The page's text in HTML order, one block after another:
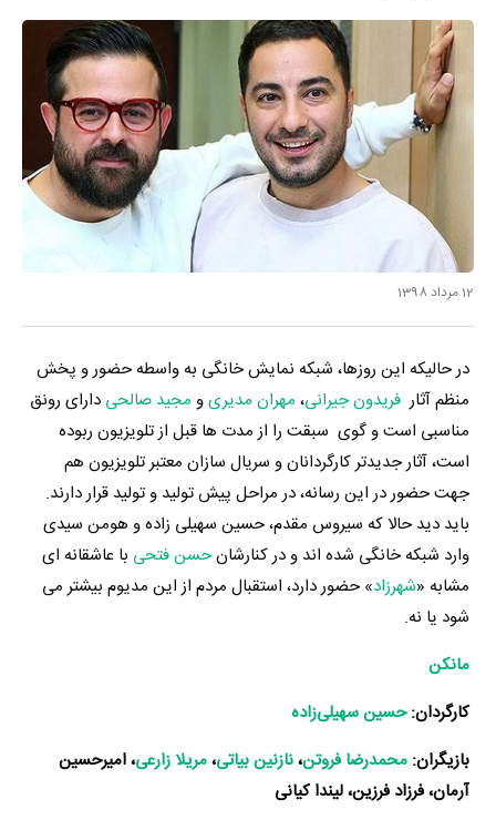
12 مرداد 1398
در حالیکه این روزها، شبکه نمایش خانگی به واسطه حضور و پخش
منظم آثار فریدون جیرانی، مهران مدیریو مجید صالحی دارای رونق
مناسبی است و گوی سبقت را از مدت ها قبل از تلویزیون ربوده
است، آثار جدیدتر کارگردانان و سریال سازان معتبر تلویزیون هم
جهت حضور در این رسانه، در مراحل پیش تولید و تولید قرار دارند.
باید دید حالا که سیروس مقدم، حسین سهیلی زاده و هومن سیدی
وارد شبکه خانگی شده اند و در کنارشانحسن فتحی با عاشقانه ای
مشابه «شهرزاد» حضور دارد، استقبال مردم از این مدیوم بیشتر می
شود یا نه.
مانکن
کارگردان:حسین سهیلی‌زاده
بازیگران:محمدرضا فروتن،نازنین بیاتی،مریلا زارعی،امیرحسین
آرمان، فرزاد فرزین، لیندا کیانی